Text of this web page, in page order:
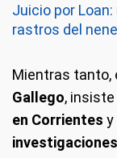
Juicio por
rastros del
Mientras tanto,
Gallego,
en Corrientes y